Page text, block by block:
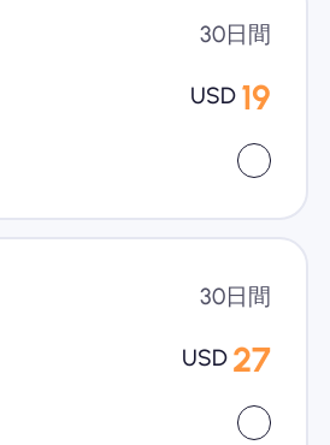
30日間
USD 19
30日間
USD 27